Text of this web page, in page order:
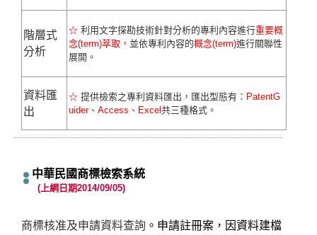
階層式
分析
☆ 利用文字探勘技術針對分析的專利內容進行重要概
念(term)萃取， 並依專利內容的概念(term)進行關聯性
展開。
資料匯
出
☆ 提供檢索之專利資料匯出，匯出型態有： PatentG
uider、Access 、 Excel共三種格式。
中華民國商標檢索系統
(上網日期2014/09/05)
商標核准及申請資料查詢 。申請註冊案，因資料建檔